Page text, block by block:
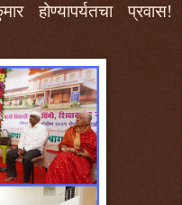
होण्यापर्यतचा प्रवास!